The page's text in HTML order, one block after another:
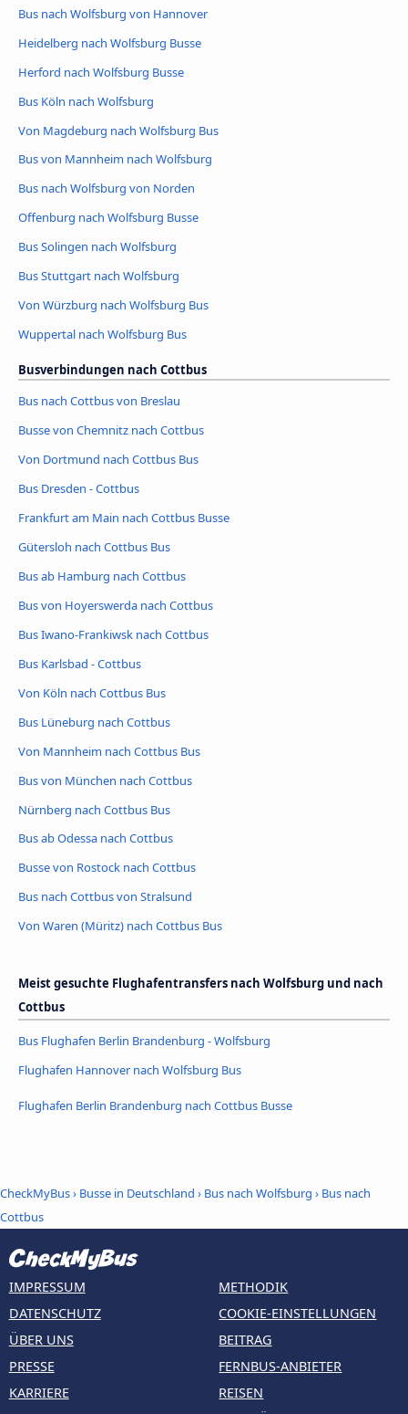
Bus nach Wolfsburg von Hannover
Heidelberg nach Wolfsburg Busse
Herford nach Wolfsburg Busse
Bus Köln nach Wolfsburg
Von Magdeburg nach Wolfsburg Bus
Bus von Mannheim nach Wolfsburg
Bus nach Wolfsburg von Norden
Offenburg nach Wolfsburg Busse
Bus Solingen nach Wolfsburg
Bus Stuttgart nach Wolfsburg
Von Würzburg nach Wolfsburg Bus
Wuppertal nach Wolfsburg Bus
Busverbindungen nach Cottbus
Bus nach Cottbus von Breslau
Busse von Chemnitz nach Cottbus
Von Dortmund nach Cottbus Bus
Bus Dresden - Cottbus
Frankfurt am Main nach Cottbus Busse
Gütersloh nach Cottbus Bus
Bus ab Hamburg nach Cottbus
Bus von Hoyerswerda nach Cottbus
Bus Iwano-Frankiwsk nach Cottbus
Bus Karlsbad - Cottbus
Von Köln nach Cottbus Bus
Bus Lüneburg nach Cottbus
Von Mannheim nach Cottbus Bus
Bus von München nach Cottbus
Nürnberg nach Cottbus Bus
Bus ab Odessa nach Cottbus
Busse von Rostock nach Cottbus
Bus nach Cottbus von Stralsund
Von Waren (Müritz) nach Cottbus Bus
Meist gesuchte Flughafentransfers nach Wolfsburg und nach
Cottbus
Bus Flughafen Berlin Brandenburg - Wolfsburg
Flughafen Hannover nach Wolfsburg Bus
Flughafen Berlin Brandenburg nach Cottbus Busse
CheckMyBus› Busse in Deutschland › Bus nach Wolfsburg › Bus nach
Cottbus
IMPRESSUM
DATENSCHUTZ
ÜBER UNS
PRESSE
KARRIERE
METHODIK
COOKIE-EINSTELLUNGEN
BEITRAG
FERNBUS-ANBIETER
REISEN